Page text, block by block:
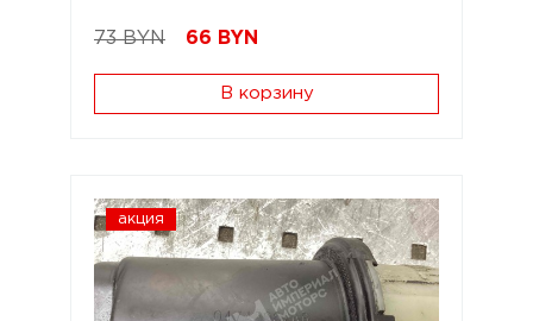
73 BYN 66 BYN
В корзину
акция